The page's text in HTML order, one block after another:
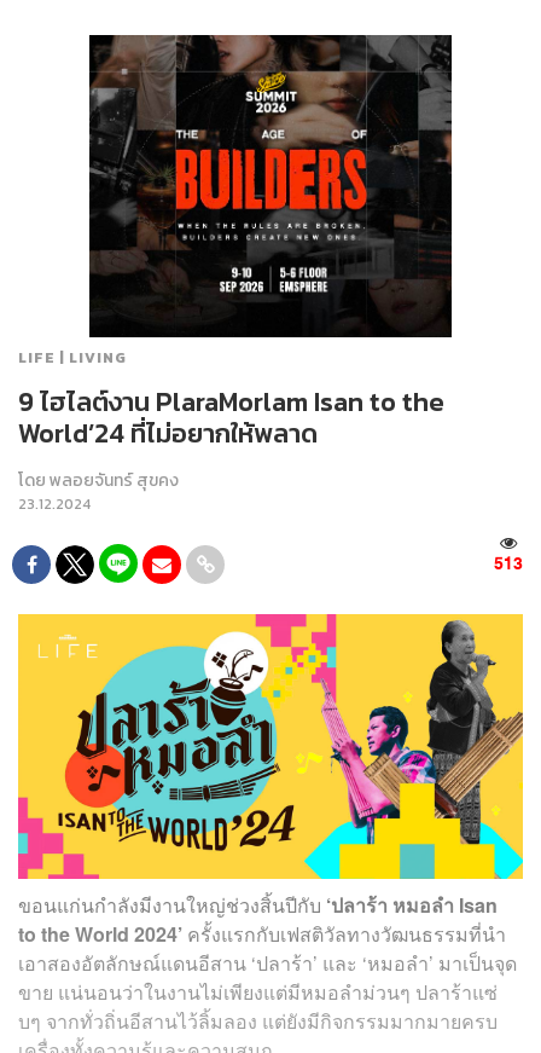
LIFE | LIVING
9 ไฮไลต์งาน PlaraMorlam Isan to the
World’24 ที่ไม่อยากให้พลาด
โดยพลอยจันทร์ สุขคง
23.12.2024
513
ขอนแก่นกำลังมีงานใหญ่ช่วงสิ้นปีกับ ‘ปลาร้า หมอลำ Isan
to the World 2024’ ครั้งแรกกับเฟสติวัลทางวัฒนธรรมที่นำ
เอาสองอัตลักษณ์แดนอีสาน ‘ปลาร้า’ และ ‘หมอลำ’ มาเป็นจุด
ขาย แน่นอนว่าในงานไม่เพียงแต่มีหมอลำม่วนๆ ปลาร้าแซ่
บๆ จากทั่วถิ่นอีสานไว้ลิ้มลอง แต่ยังมีกิจกรรมมากมายครบ